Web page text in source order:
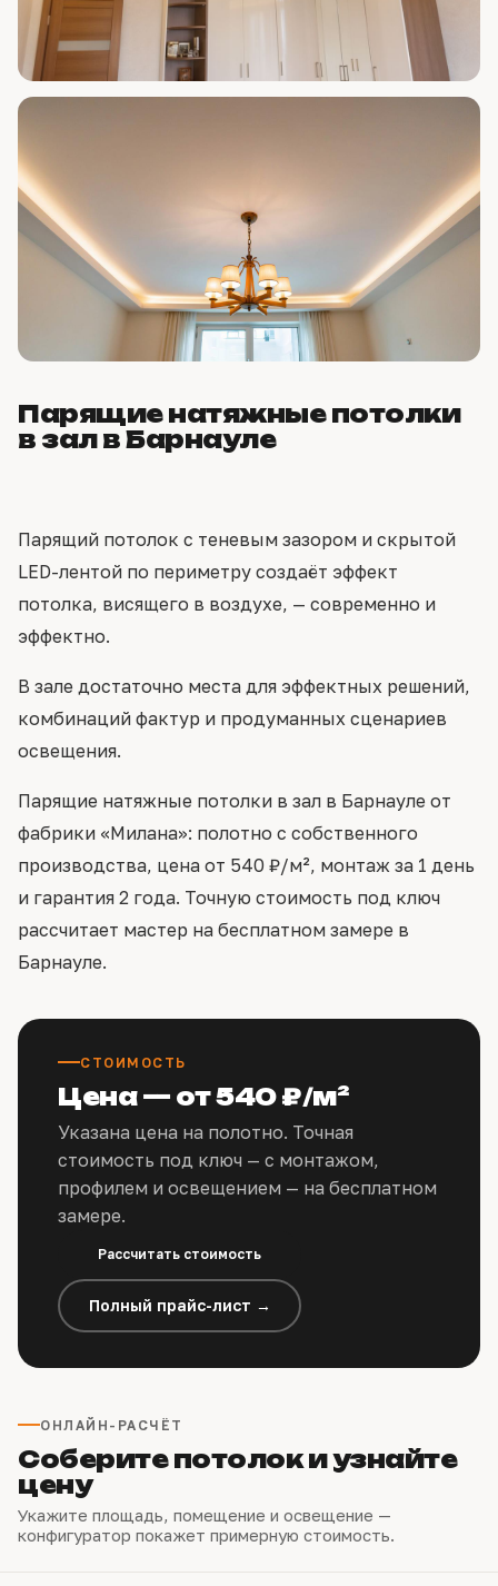
Парящие натяжные потолки
в зал в Барнауле
Парящий потолок с теневым зазором и скрытой
LED-лентой по периметру создаёт эффект
потолка, висящего в воздухе, — современно и
эффектно.
В зале достаточно места для эффектных решений,
комбинаций фактур и продуманных сценариев
освещения.
Парящие натяжные потолки в зал в Барнауле от
фабрики «Милана»: полотно с собственного
производства, цена от 540 ₽/м², монтаж за 1 день
и гарантия 2 года. Точную стоимость под ключ
рассчитает мастер на бесплатном замере в
Барнауле.
СТОИМОСТЬ
Цена — от 540 ₽/м²
Указана цена на полотно. Точная
стоимость под ключ — с монтажом,
профилем и освещением — на бесплатном
замере.
Рассчитать стоимость
Полный прайс-лист →
ОНЛАЙН-РАСЧЁТ
Соберите потолок и узнайте
цену
Укажите площадь, помещение и освещение —
конфигуратор покажет примерную стоимость.